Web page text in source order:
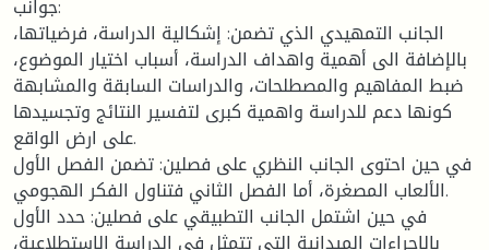
جوانب:
الجانب التمهيدي الذي تضمن: إشكالية الدراسة، فرضياتها،
بالإضافة الى أهمية واهداف الدراسة، أسباب اختيار الموضوع،
ضبط المفاهيم والمصطلحات، والدراسات السابقة والمشابهة
كونها دعم للدراسة واهمية كبرى لتفسير النتائج وتجسيدها
على ارض الواقع.
في حين احتوى الجانب النظري على فصلين: تضمن الفصل الأول
الألعاب المصغرة، أما الفصل الثاني فتناول الفكر الهجومي.
في حين اشتمل الجانب التطبيقي على فصلين: حدد الأول
بالإجراءات الميدانية التي تتمثل في الدراسة الاستطلاعية،